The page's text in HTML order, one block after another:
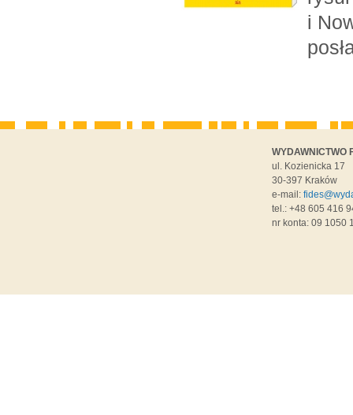
i
WYDAWNICTWO
ul. Kozienicka 17
30-397 Kraków
e-mail:
tel.: +48 605 416
nr konta: 09 1050